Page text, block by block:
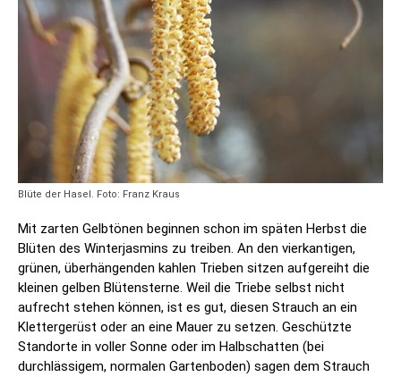
Blüte der Hasel. Foto: Franz Kraus
Mit zarten Gelbtönen beginnen schon im späten Herbst die
Blüten des Winterjasmins zu treiben. An den vierkantigen,
grünen, überhängenden kahlen Trieben sitzen aufgereiht die
kleinen gelben Blütensterne. Weil die Triebe selbst nicht
aufrecht stehen können, ist es gut, diesen Strauch an ein
Klettergerüst oder an eine Mauer zu setzen. Geschützte
Standorte in voller Sonne oder im Halbschatten (bei
durchlässigem, normalen Gartenboden) sagen dem Strauch